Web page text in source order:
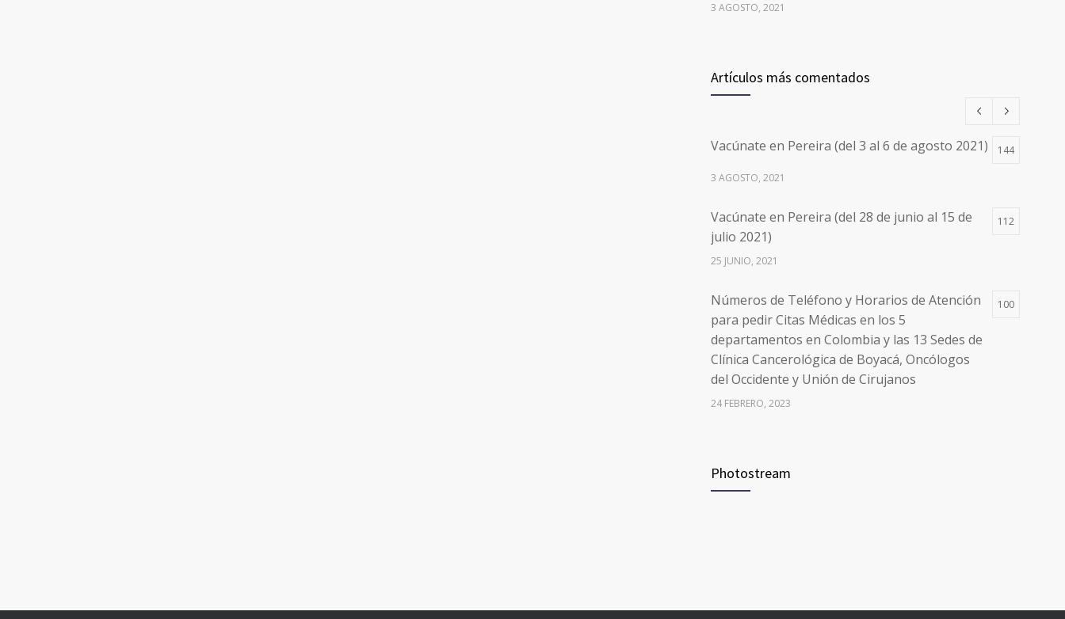
3 AGOSTO, 2021
2021) mayores de 20 años
para pedir Citas Médicas en los 5
del Occidente y Unión de Cirujanos
24 FEBRERO, 2023
Artículos más comentados
Vacúnate en Pereira (del 3 al 6 de agosto 2021) 144
3 AGOSTO, 2021
Vacúnate en Pereira (del 28 de junio al 15 de
julio 2021)
112
25 JUNIO, 2021
Números de Teléfono y Horarios de Atención
para pedir Citas Médicas en los 5
departamentos en Colombia y las 13 Sedes de
Clínica Cancerológica de Boyacá, Oncólogos
del Occidente y Unión de Cirujanos
100
24 FEBRERO, 2023
3 JUNIO, 2021
Photostream